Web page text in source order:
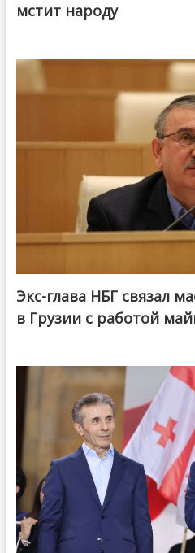
мстит народу
Экс-глава НБГ связал
в Грузии с работой